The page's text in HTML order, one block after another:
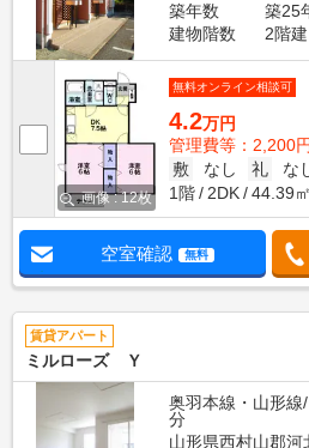
築年数
築25
建物階数
2階建
画像 : 12枚
無料オンライン相談可
4.2万円
管理費等：2,200
敷
なし 礼
な
1階
2DK 44.39㎡
空室確認 無料
賃貸アパート
ミルローズ Ｙ
奥羽本線・山形
分
山形県西村山郡河